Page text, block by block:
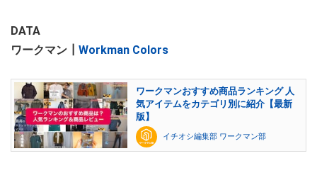
DATA
ワークマン┃ Workman Colors
ワークマンおすすめ商品ランキング 人
気アイテムをカテゴリ別に紹介【最新
版】
イチオシ編集部 ワークマン部